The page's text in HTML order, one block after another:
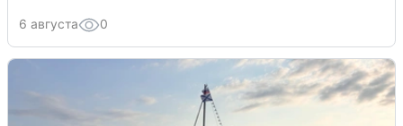
6 августа 0